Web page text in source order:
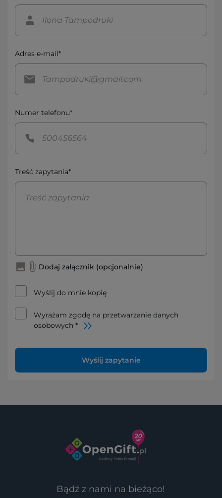
Adres e-mail*
Numer telefonu*
Treść zapytania*
Dodaj załącznik (opcjonalnie)
Wyślij do mnie kopię
Wyrażam zgodę na przetwarzanie danych
osobowych *
Wyślij zapytanie
Bądź z nami na bieżąco!